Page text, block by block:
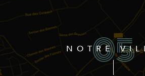
NOTRE